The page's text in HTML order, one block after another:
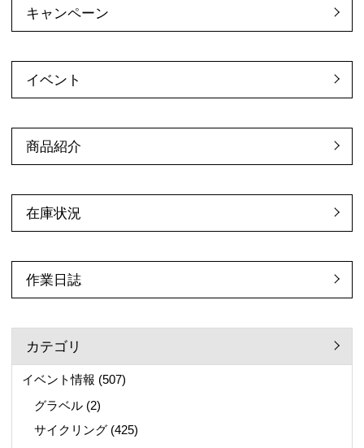
キャンペーン
イベント
商品紹介
在庫状況
作業日誌
カテゴリ
イベント情報 (507)
グラベル (2)
サイクリング (425)